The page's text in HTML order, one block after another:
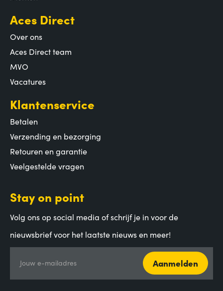
Aces Direct
Over ons
Aces Direct team
MVO
Vacatures
Klantenservice
Betalen
Verzending en bezorging
Retouren en garantie
Veelgestelde vragen
Stay on point
Volg ons op social media of schrijf je in voor de
nieuwsbrief voor het laatste nieuws en meer!
Jouw e-mailadres Aanmelden